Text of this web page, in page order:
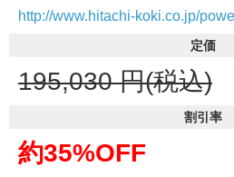
http://www.hitachi-koki.co.jp/
定価
195,030 円(税込)
割引率
約35%OFF